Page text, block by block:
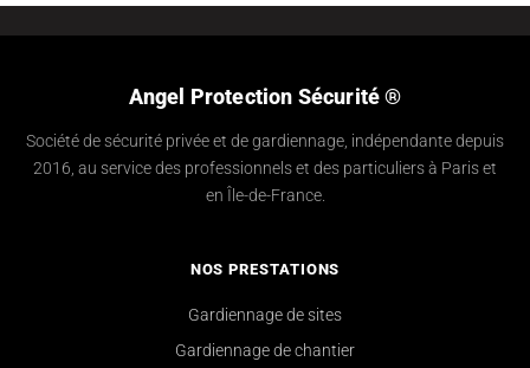
Angel Protection Sécurité ®
Société de sécurité privée et de gardiennage, indépendante depuis
2016, au service des professionnels et des particuliers à Paris et
en Île-de-France.
NOS PRESTATIONS
Gardiennage de sites
Gardiennage de chantier